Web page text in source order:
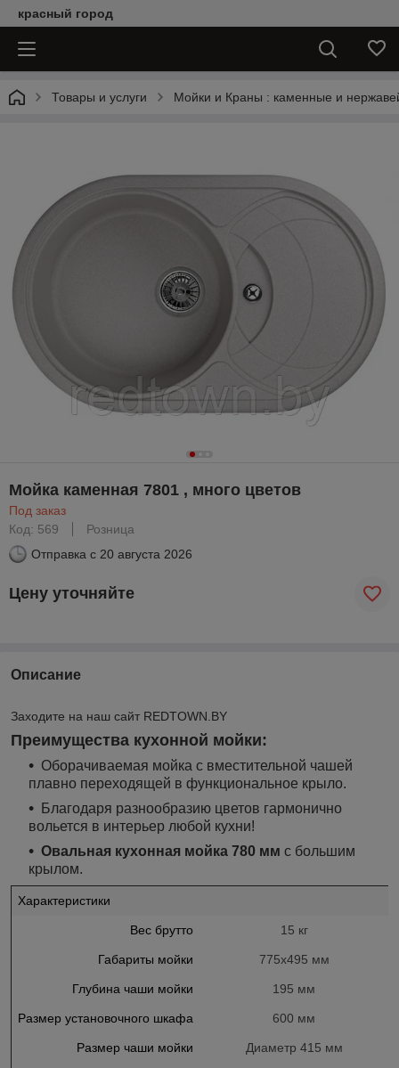
красный город
Товары и услуги Мойки и Краны : каменные и
Мойка каменная 7801 , много цветов
Под заказ
Код: 569
Розница
Отправка с 20 августа 2026
Цену уточняйте
Описание
Заходите на наш сайт REDTOWN.BY
Преимущества кухонной мойки:
Оборачиваемая мойка с вместительной чашей
плавно переходящей в функциональное крыло.
Благодаря разнообразию цветов гармонично
вольется в интерьер любой кухни!
Овальная кухонная мойка 780 мм с большим
крылом.
Характеристики
Вес брутто 15 кг
Габариты мойки 775х495 мм
Глубина чаши мойки 195 мм
Размер установочного шкафа 600 мм
Размер чаши мойки Диаметр 415 мм